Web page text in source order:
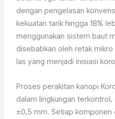
dengan pengelasan
kekuatan tarik hingga 18%
menggunakan sistem baut
disebabkan oleh retak
las yang menjadi inisiasi
Proses perakitan kanopi
dalam lingkungan
±0,5 mm. Setiap